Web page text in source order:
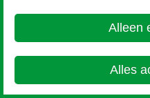
Alleen
Alles